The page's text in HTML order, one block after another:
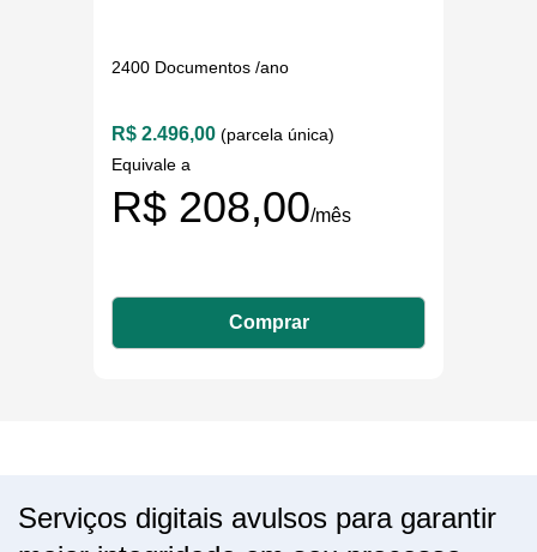
2400 Documentos /ano
R$ 2.496,00(parcela única)
Equivale a
R$ 208,00/mês
Comprar
Serviços digitais avulsos para garantir